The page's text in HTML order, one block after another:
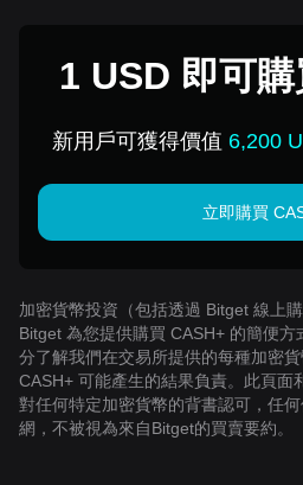
1 USD 即可
新用戶可獲得價值 6,200
立即購買
加密貨幣投資（包括透過 Bitget 線上
Bitget 為您提供購買 CASH+ 的簡便
分了解我們在交易所提供的每種加密
CASH+ 可能產生的結果負責。此頁面
對任何特定加密貨幣的背書認可，任
網，不被視為來自Bitget的買賣要約。